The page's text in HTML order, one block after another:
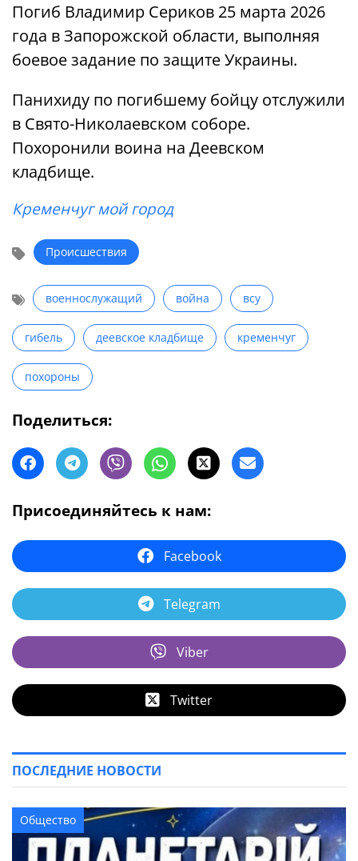
Погиб Владимир Сериков 25 марта 2026
года в Запорожской области, выполняя
боевое задание по защите Украины.
Панихиду по погибшему бойцу отслужили
в Свято-Николаевском соборе.
Похоронили воина на Деевском
кладбище.
Кременчуг мой город
Происшествия
военнослужащий война всу
гибель деевское кладбище кременчуг
похороны
Поделиться:
Присоединяйтесь к нам:
Facebook
Telegram
Viber
Twitter
ПОСЛЕДНИЕ НОВОСТИ
Общество